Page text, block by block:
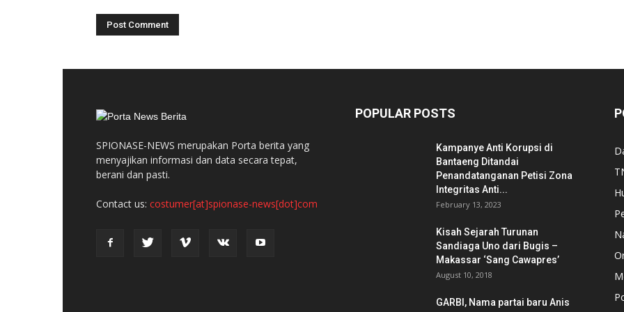
SPIONASE-NEWS merupakan Porta berita yang
menyajikan informasi dan data secara tepat,
berani dan pasti.
Contact us: costumer[at]spionase-news[dot]com
POPULAR POSTS
Kampanye Anti Korupsi di
Bantaeng Ditandai
Penandatanganan Petisi Zona
Integritas Anti...
February 13, 2023
Kisah Sejarah Turunan
Sandiaga Uno dari Bugis –
Makassar ‘Sang Cawapres’
August 10, 2018
GARBI, Nama partai baru Anis